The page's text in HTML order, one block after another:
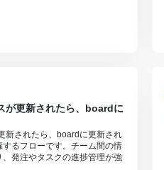
が更新されたら、boardに
新されたら、boardに更新され
るフローです。チーム間の情
発注やタスクの進捗管理が強